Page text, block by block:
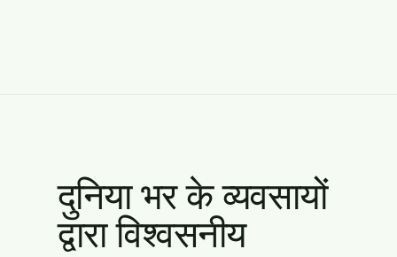
दुनिया भर के व्यवसायों
द्वारा विश्वसनीय